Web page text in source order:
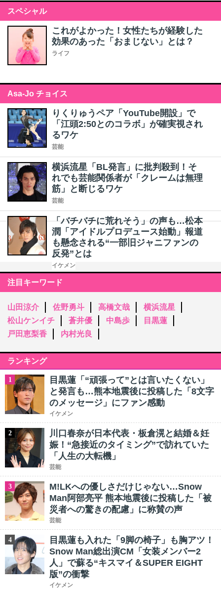
スペシャル
これがよかった！女性たちが経験した
効果のあった「おまじない」とは？
ライフ
Asa-Jo チョイス
りくりゅうペア「YouTube開設」で
「江頭2:50とのコラボ」が確実視され
るワケ
芸能
横浜流星「BL発言」に批判殺到！そ
れでも芸能関係者が「クレームは無理
筋」と断じるワケ
芸能
「バチバチに荒れそう」の声も…松本
潤「アイドルプロデュース始動」報道
も懸念される“一部旧ジャニファンの
反発”とは
イケメン
注目キーワード
山田涼介 佐野勇斗 高橋文哉
横浜流星
松山ケンイチ
蒼井優 中島歩
目黒蓮
戸田恵梨香
内村光良
ランキング
1
目黒蓮「“頑張って”とは言いたくない」
と発言も…熊本地震後に投稿した「8文字
のメッセージ」にファン感動
イケメン
2
川口春奈が日本代表・板倉滉と結婚＆妊
娠！“急接近のタイミング”で訪れていた
「人生の大転機」
芸能
3
M!LKへの優しさだけじゃない…Snow
Man阿部亮平 熊本地震後に投稿した「被
災者への驚きの配慮」に称賛の声
芸能
4
目黒蓮も入れた「9脚の椅子」も胸アツ！
Snow Man総出演CM「女装メンバー2
人」で蘇る“キスマイ＆SUPER EIGHT
版”の衝撃
イケメン